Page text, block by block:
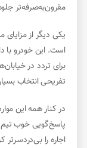
مقرون‌به‌صرفه‌تر
یکی دیگر از
است. این خودرو با
برای تردد در
تفریحی انتخاب
در کنار همه این
پاسخ‌گویی خوب تیم
اجاره را